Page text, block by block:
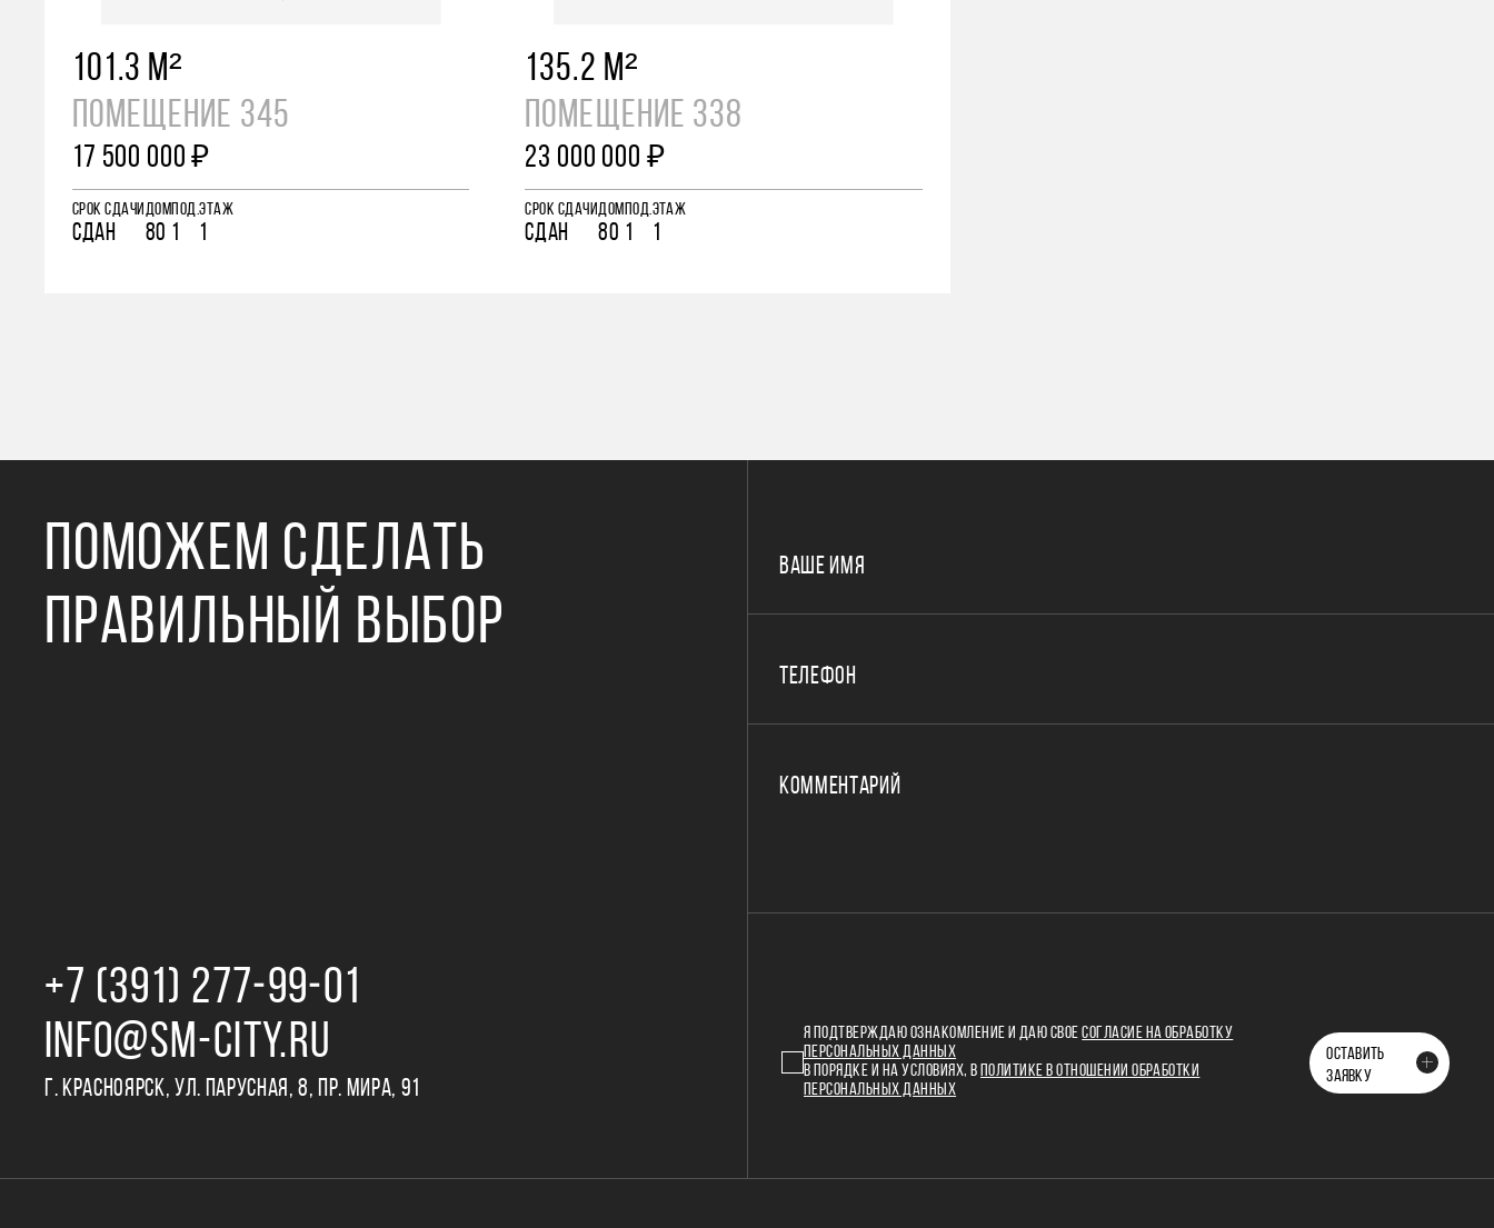
101.3 М²
ПОМЕЩЕНИЕ 345
17 500 000 ₽
СРОК СДАЧИ
СДАН
ДОМ
80
ПОД.
1
ЭТАЖ
1
135.2 М²
ПОМЕЩЕНИЕ 338
23 000 000 ₽
СРОК СДАЧИ
СДАН
ДОМ
80
ПОД.
1
ЭТАЖ
1
ПОМОЖЕМ СДЕЛАТЬ
ПРАВИЛЬНЫЙ ВЫБОР
+7 (391) 277‒99‒01
INFO@SM-CITY.RU
Г. КРАСНОЯРСК, УЛ. ПАРУСНАЯ, 8, ПР. МИРА, 91
ВАШЕ ИМЯ
ТЕЛЕФОН
КОММЕНТАРИЙ
Я ПОДТВЕРЖДАЮ ОЗНАКОМЛЕНИЕ И ДАЮ СВОЕСОГЛАСИЕ НА ОБРАБОТКУ
ПЕРСОНАЛЬНЫХ ДАННЫХ
В ПОРЯДКЕ И НА УСЛОВИЯХ, В
ПОЛИТИКЕ В ОТНОШЕНИИ ОБРАБОТКИ
ПЕРСОНАЛЬНЫХ ДАННЫХ
ОСТАВИТЬ
ЗАЯВКУ